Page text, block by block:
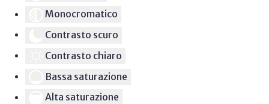
Monocromatico
Contrasto scuro
Contrasto chiaro
Bassa saturazione
Alta saturazione